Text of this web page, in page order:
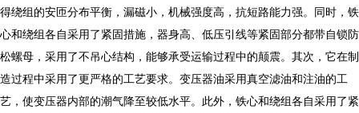
得绕组的安匝分布平衡，漏磁小，机械强度高，抗短路能力强。同时，铁
心和绕组各自采用了紧固措施，器身高、低压引线等紧固部分都带自锁防
松螺母，采用了不吊心结构，能够承受运输过程中的颠震。其次，它在制
造过程中采用了更严格的工艺要求。变压器油采用真空滤油和注油的工
艺，使变压器内部的潮气降至较低水平。此外，铁心和绕组各自采用了紧